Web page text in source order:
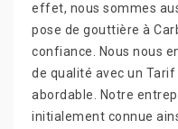
effet, nous sommes
pose de gouttière à
confiance. Nous nous
de qualité avec un
abordable. Notre
initialement connue